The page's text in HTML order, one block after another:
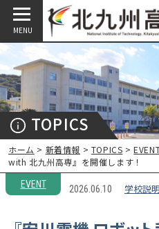
MENU
TOPICS
ホーム > 新着情報 > TOPICS >
with 北九州高専』を開催します！
EVENT 2026.06.10 学校説